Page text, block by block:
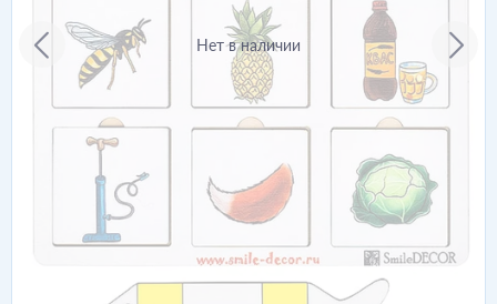
Нет в наличии